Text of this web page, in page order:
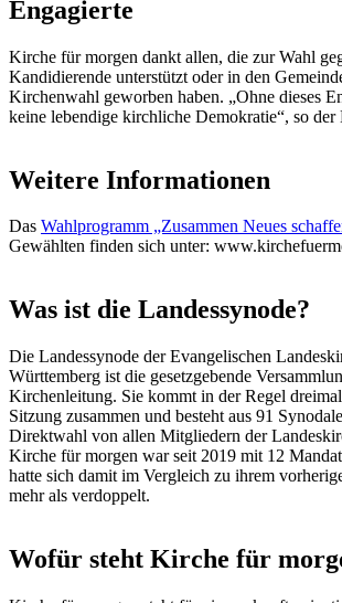
Engagierte
Kirche für morgen dankt allen, die zur Wahl
Kandidierende unterstützt oder in den
Kirchenwahl geworben haben. „Ohne dieses
keine lebendige kirchliche Demokratie“, so der
Weitere Informationen
Das Wahlprogramm „Zusammen Neues
Gewählten finden sich unter:
Was ist die Landessynode?
Die Landessynode der Evangelischen
Württemberg ist die gesetzgebende
Kirchenleitung. Sie kommt in der Regel
Sitzung zusammen und besteht aus 91
Direktwahl von allen Mitgliedern der
Kirche für morgen war seit 2019 mit 12
hatte sich damit im Vergleich zu ihrem
mehr als verdoppelt.
Wofür steht Kirche für